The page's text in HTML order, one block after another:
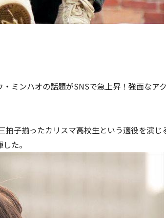
ミンハオの話題がSNSで急上昇！強面なア
子揃ったカリスマ高校生という適役を演じ
た。